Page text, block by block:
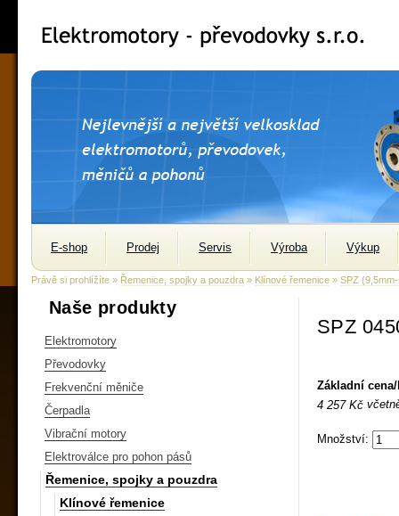
E-shop Prodej Servis Výroba Výkup
Právě si prohlížíte » Řemenice, spojky a pouzdra » Klínové řemenice » SPZ
Naše produkty
Elektromotory
Převodovky
Frekvenční měniče
Čerpadla
Vibrační motory
Elektroválce pro pohon pásů
Řemenice, spojky a pouzdra
Klínové řemenice
SPZ
Základní
4 257 Kč
Množství: